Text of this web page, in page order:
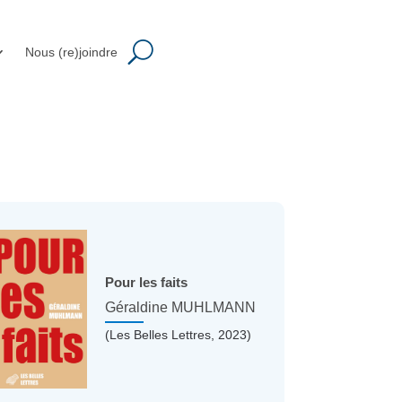
Nous (re)joindre
Pour les faits
Géraldine MUHLMANN
(Les Belles Lettres, 2023)